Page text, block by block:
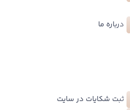
درباره ما
ثبت شکایات در سایت